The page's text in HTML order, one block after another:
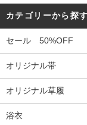
カテゴリーから探す
セール 50%OFF
オリジナル帯
オリジナル草履
浴衣